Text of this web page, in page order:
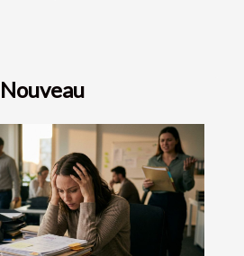
Nouveau